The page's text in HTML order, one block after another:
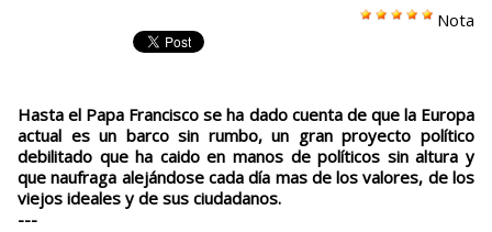
Nota
Hasta el Papa Francisco se ha dado cuenta de que la Europa
actual es un barco sin rumbo, un gran proyecto político
debilitado que ha caido en manos de políticos sin altura y
que naufraga alejándose cada día mas de los valores, de los
viejos ideales y de sus ciudadanos.
---